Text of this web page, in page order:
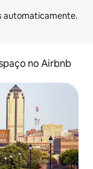
no Airbnb